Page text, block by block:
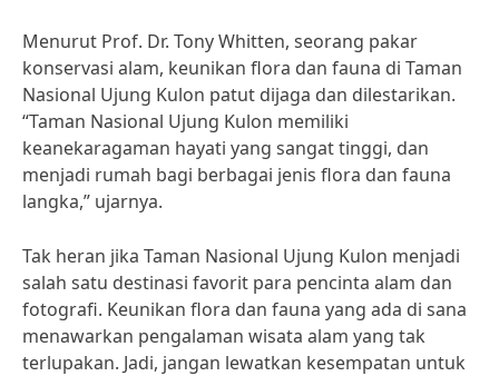
Menurut Prof. Dr. Tony Whitten, seorang pakar
konservasi alam, keunikan flora dan fauna di Taman
Nasional Ujung Kulon patut dijaga dan dilestarikan.
“Taman Nasional Ujung Kulon memiliki
keanekaragaman hayati yang sangat tinggi, dan
menjadi rumah bagi berbagai jenis flora dan fauna
langka,” ujarnya.
Tak heran jika Taman Nasional Ujung Kulon menjadi
salah satu destinasi favorit para pencinta alam dan
fotografi. Keunikan flora dan fauna yang ada di sana
menawarkan pengalaman wisata alam yang tak
terlupakan. Jadi, jangan lewatkan kesempatan untuk